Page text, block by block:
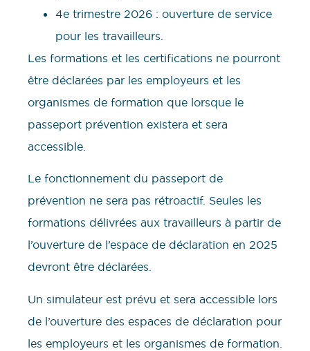
4e trimestre 2026 : ouverture de service
pour les travailleurs.
Les formations et les certifications ne pourront
être déclarées par les employeurs et les
organismes de formation que lorsque le
passeport prévention existera et sera
accessible.
Le fonctionnement du passeport de
prévention ne sera pas rétroactif. Seules les
formations délivrées aux travailleurs à partir de
l’ouverture de l’espace de déclaration en 2025
devront être déclarées.
Un simulateur est prévu et sera accessible lors
de l’ouverture des espaces de déclaration pour
les employeurs et les organismes de formation.